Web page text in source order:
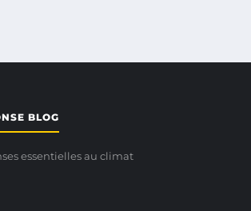
BLOG
essentielles au climat